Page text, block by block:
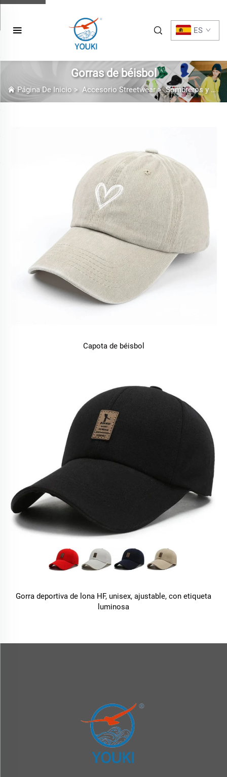
ES
Gorras de béisbol
Página De Inicio > Accesorio Streetwear>Sombreros y Gorras
Capota de béisbol
Gorra deportiva de lona HF, unisex, ajustable, con etiqueta
luminosa